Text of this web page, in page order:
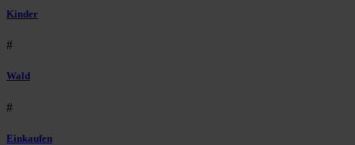
Kinder
#
Wald
#
Einkaufen